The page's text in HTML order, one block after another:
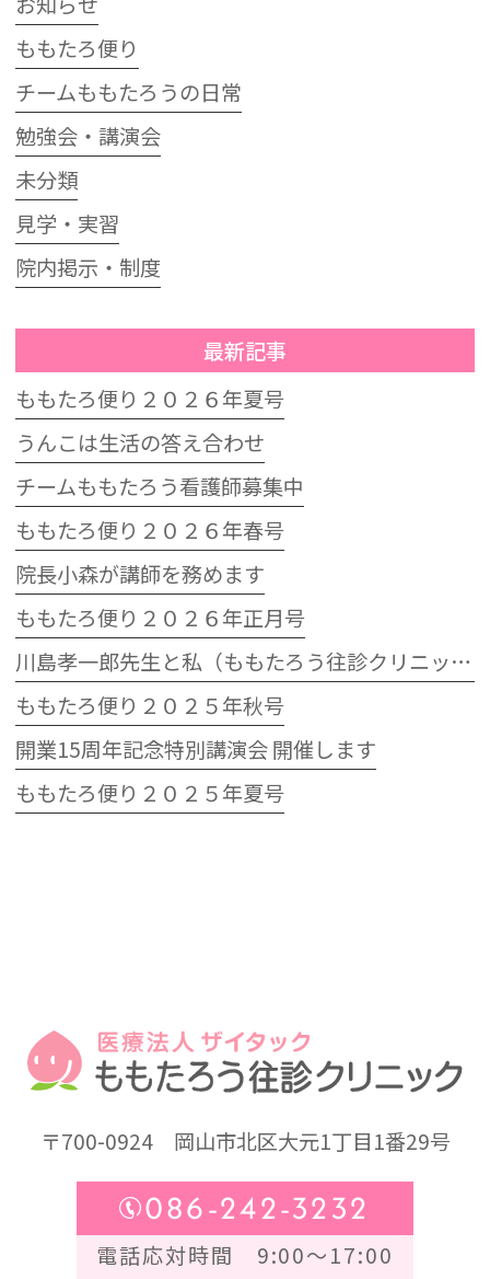
ももたろ便り
チームももたろうの日常
勉強会・講演会
未分類
見学・実習
院内掲示・制度
最新記事
ももたろ便り２０２６年夏号
うんこは生活の答え合わせ
チームももたろう看護師募集中
ももたろ便り２０２６年春号
院長小森が講師を務めます
ももたろ便り２０２６年正月号
川島孝一郎先生と私（ももたろう往診クリニック開院15周年記念特別講演会）
ももたろ便り２０２５年秋号
開業15周年記念特別講演会 開催します
ももたろ便り２０２５年夏号
〒700-0924岡山市北区大元1丁目1番29号
086-242-3232
電話応対時間 9:00～17:00